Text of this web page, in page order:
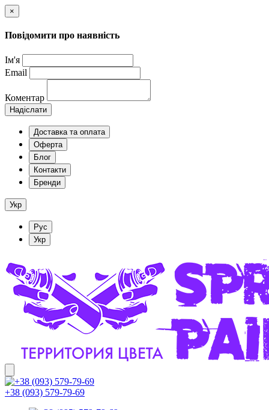
×
Повідомити про наявність
Ім'я
Email
Коментар
Надіслати
Доставка та оплата
Оферта
Блог
Контакти
Бренди
Укр
Рус
Укр
+38 (093) 579-79-69